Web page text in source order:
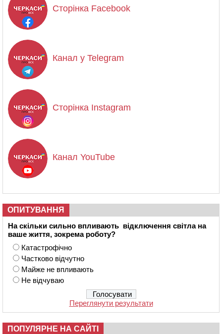
Сторінка Facebook
Канал у Telegram
Сторінка Instagram
Канал YouTube
ОПИТУВАННЯ
На скільки сильно впливають відключення світла на
ваше життя, зокрема роботу?
Катастрофічно
Частково відчутно
Майже не впливають
Не відчуваю
Переглянути результати
ПОПУЛЯРНЕ НА САЙТІ